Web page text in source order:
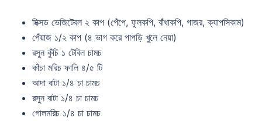
মিক্সড ভেজিটেবল ২ কাপ (পেঁপে, ফুলকপি, বাঁধাকপি, গাজর, ক্যাপসিকাম)
পেঁয়াজ ১/২ কাপ (৪ ভাগ করে পাপড়ি খুলে নেয়া)
রসুন কুঁচি ১ টেবিল চামচ
কাঁচা মরিচ ফালি ৪/৫ টি
আদা বাটা ১/৪ চা চামচ
রসুন বাটা ১/৪ চা চামচ
গোলমরিচ ১/৪ চা চামচ